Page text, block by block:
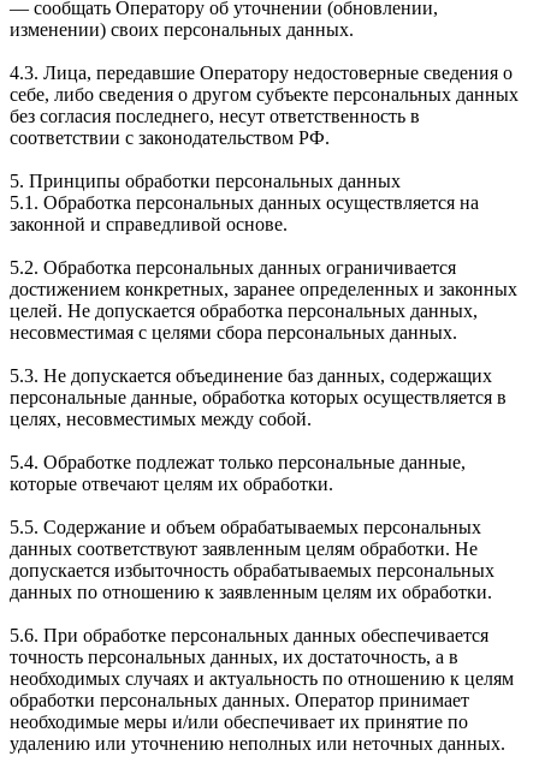
— сообщать Оператору об уточнении (обновлении,
изменении) своих персональных данных.
4.3. Лица, передавшие Оператору недостоверные сведения о
себе, либо сведения о другом субъекте персональных данных
без согласия последнего, несут ответственность в
соответствии с законодательством РФ.
5. Принципы обработки персональных данных
5.1. Обработка персональных данных осуществляется на
законной и справедливой основе.
5.2. Обработка персональных данных ограничивается
достижением конкретных, заранее определенных и законных
целей. Не допускается обработка персональных данных,
несовместимая с целями сбора персональных данных.
5.3. Не допускается объединение баз данных, содержащих
персональные данные, обработка которых осуществляется в
целях, несовместимых между собой.
5.4. Обработке подлежат только персональные данные,
которые отвечают целям их обработки.
5.5. Содержание и объем обрабатываемых персональных
данных соответствуют заявленным целям обработки. Не
допускается избыточность обрабатываемых персональных
данных по отношению к заявленным целям их обработки.
5.6. При обработке персональных данных обеспечивается
точность персональных данных, их достаточность, а в
необходимых случаях и актуальность по отношению к целям
обработки персональных данных. Оператор принимает
необходимые меры и/или обеспечивает их принятие по
удалению или уточнению неполных или неточных данных.